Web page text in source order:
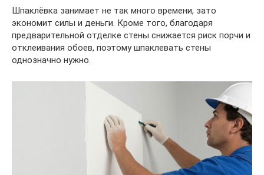
Шпаклёвка занимает не так много времени, зато
экономит силы и деньги. Кроме того, благодаря
предварительной отделке стены снижается риск порчи и
отклеивания обоев, поэтому шпаклевать стены
однозначно нужно.